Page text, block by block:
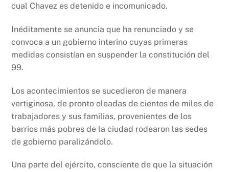
cual Chavez es detenido e incomunicado.
Inéditamente se anuncia que ha renunciado y se
convoca a un gobierno interino cuyas primeras
medidas consistían en suspender la constitución del
99.
Los acontecimientos se sucedieron de manera
vertiginosa, de pronto oleadas de cientos de miles de
trabajadores y sus familias, provenientes de los
barrios más pobres de la ciudad rodearon las sedes
de gobierno paralizándolo.
Una parte del ejército, consciente de que la situación